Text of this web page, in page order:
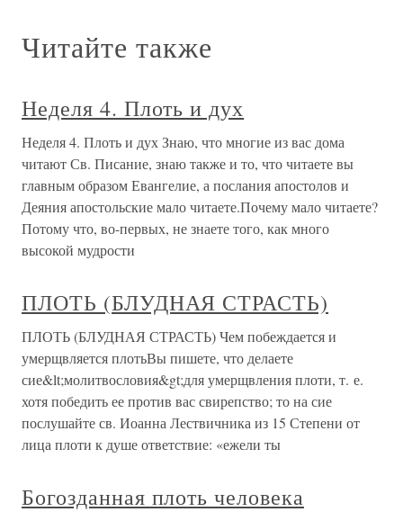
Читайте также
Неделя 4. Плоть и дух
Неделя 4. Плоть и дух Знаю, что многие из вас дома
читают Св. Писание, знаю также и то, что читаете вы
главным образом Евангелие, а послания апостолов и
Деяния апостольские мало читаете.Почему мало читаете?
Потому что, во-первых, не знаете того, как много
высокой мудрости
ПЛОТЬ (БЛУДНАЯ СТРАСТЬ)
ПЛОТЬ (БЛУДНАЯ СТРАСТЬ) Чем побеждается и
умерщвляется плотьВы пишете, что делаете
сие&lt;молитвословия&gt;для умерщвления плоти, т. е.
хотя победить ее против вас свирепство; то на сие
послушайте св. Иоанна Лествичника из 15 Степени от
лица плоти к душе ответствие: «ежели ты
Богозданная плоть человека